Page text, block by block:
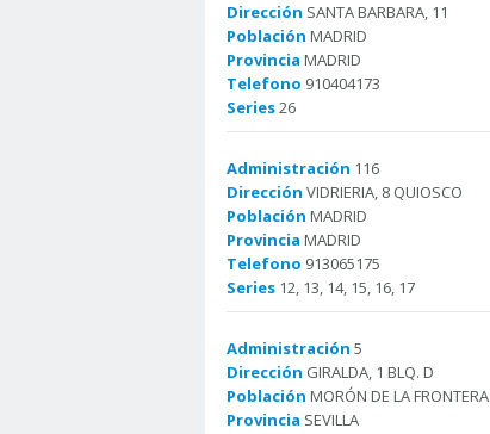
Dirección SANTA BARBARA, 11
Población MADRID
Provincia MADRID
Telefono 910404173
Series26
Administración 116
Dirección VIDRIERIA, 8 QUIOSCO
Población MADRID
Provincia MADRID
Telefono 913065175
Series 12, 13, 14, 15, 16, 17
Administración 5
Dirección GIRALDA, 1 BLQ. D
Población MORÓN DE LA FRONTERA
Provincia SEVILLA